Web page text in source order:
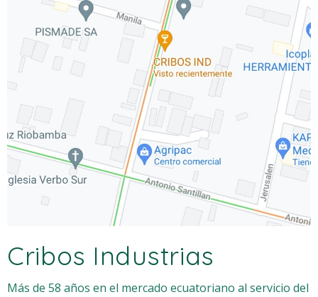
Cribos Industrias
Más de 58 años en el mercado ecuatoriano al servicio del